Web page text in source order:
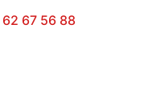
67 56 88